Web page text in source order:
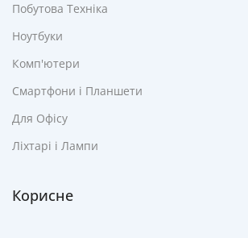
Побутова Техніка
Ноутбуки
Комп'ютери
Смартфони і Планшети
Для Офісу
Ліхтарі і Лампи
Корисне